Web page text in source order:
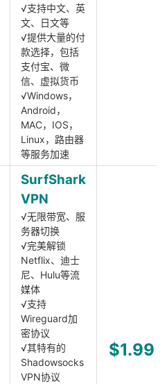
√支持中文、英
文、日文等
√提供大量的付
款选择，包括
支付宝、微
信、虚拟货币
√Windows，
Android，
MAC，IOS，
Linux，路由器
等服务加速
SurfShark
VPN
√无限带宽、服
务器切换
√完美解锁
Netflix、迪士
尼、Hulu等流
媒体
√支持
Wireguard加
密协议
√其特有的
Shadowsocks
VPN协议
$1.99